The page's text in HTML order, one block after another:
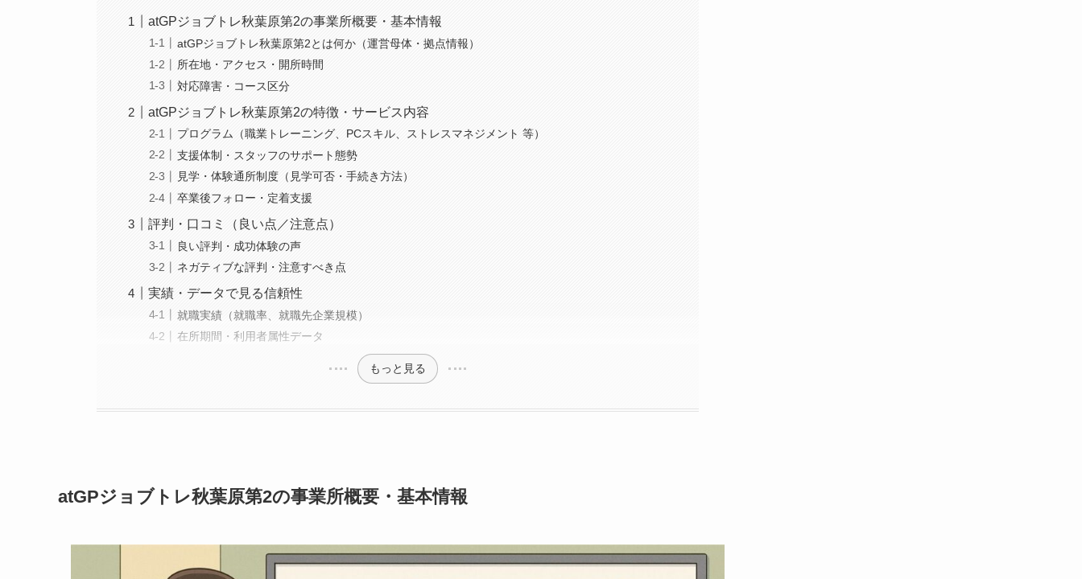
atGPジョブトレ秋葉原第2の事業所概要・基本情報
atGPジョブトレ秋葉原第2とは何か（運営母体・拠点情報）
所在地・アクセス・開所時間
対応障害・コース区分
atGPジョブトレ秋葉原第2の特徴・サービス内容
プログラム（職業トレーニング、PCスキル、ストレスマネジメント 等）
支援体制・スタッフのサポート態勢
見学・体験通所制度（見学可否・手続き方法）
卒業後フォロー・定着支援
評判・口コミ（良い点／注意点）
良い評判・成功体験の声
ネガティブな評判・注意すべき点
実績・データで見る信頼性
就職実績（就職率、就職先企業規模）
在所期間・利用者属性データ
もっと見る
atGPジョブトレ秋葉原第2の事業所概要・基本情報